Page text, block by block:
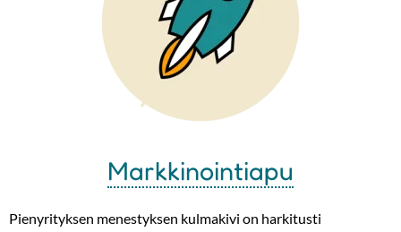
Markkinointiapu
Pienyrityksen menestyksen kulmakivi on harkitusti